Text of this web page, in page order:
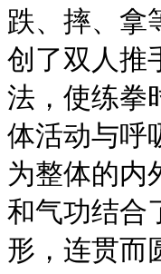
跌、摔、拿
创了双人推
法，使练拳
体活动与呼
为整体的内
和气功结合
形，连贯而